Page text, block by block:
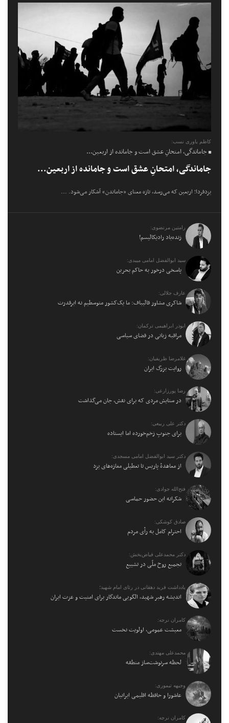
کاظم یاوری نسب:
جاماندگی، امتحانِ عشق است و جامانده از اربعین...
جاماندگی، امتحانِ عشق است و جامانده از اربعین...
یزدفردا؛ اربعین که می‌رسد، تازه معنای «جاماندن» آشکار می‌شود. ...
رامتین مرتضوی:
زنده‌باد رادیکالیسم!
سید ابوالفضل امامی میبدی:
پاسخی درخور به حاکم بحرین
عارف جلالی:
شاکری مشاور قالیباف: ما یک‌کشور متوسطیم نه ابرقدرت
ابوذر ابراهیمی ترکمان:
مراقبه زبانی در فضای سیاسی
غلامرضا ظریفیان:
روایت بزرگ ایران
رضا پورزارعی:
در ستایش مردی که برای نقش، جان می‌گذاشت
دکتر علی ربیعی:
برای جنوبِ زخم‌خورده اما ایستاده
دکتر سید ابوالفضل امامی مسجدی:
از معاهدهٔ پاریس تا تعطیلی مغازه‌های یزد
فتح‌الله جوادی:
شکرانه این حضور حماسی
صادق کوشکی:
احترام کامل به رأی مردم
دکتر محمدعلی فیاض‌بخش:
تجمیع روح ملّی در تشییع
یادداشت فرید دهقانی در رثای امام شهید؛
اندیشه رهبر شهید، الگویی ماندگار برای امنیت و عزت ایران
کامران نرجه:
معیشت عمومی، اولویت نخست
محمدعلی مهتدی:
لحظه سرنوشت‌ساز منطقه
وجیهه تیموری:
عاشورا و حافظه اقلیمی ایرانیان
کامران نرجه: